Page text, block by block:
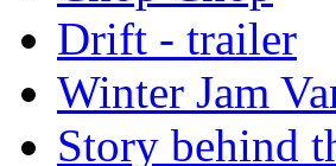
Drift - trailer
Winter Jam
Story behind